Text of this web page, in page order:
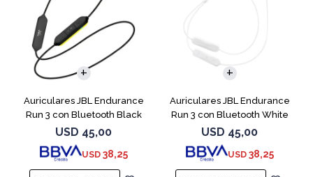
Auriculares JBL Endurance
Run 3 con Bluetooth Black
USD 45,00
USD 38,25
Auriculares JBL Endurance
Run 3 con Bluetooth White
USD 45,00
USD 38,25